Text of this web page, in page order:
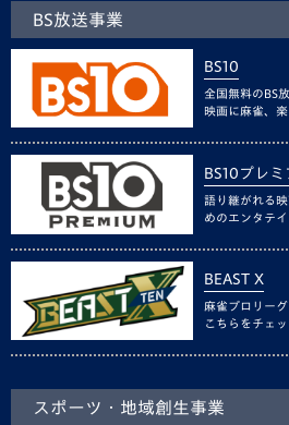
BS放送事業
BS10
全国無料のBS
映画に麻雀、
BS10プレミ
語り継がれる
めのエンタテ
BEAST X
麻雀プロリー
こちらをチェッ
スポーツ・地域創生事業